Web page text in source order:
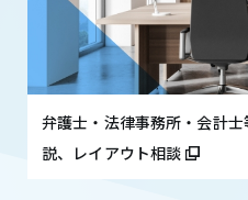
弁護士・法律事務所・会計
説、レイアウト相談